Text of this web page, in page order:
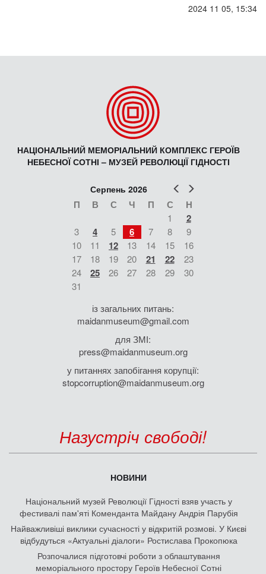
2024 11 05, 15:34
НАЦІОНАЛЬНИЙ МЕМОРІАЛЬНИЙ КОМПЛЕКС ГЕРОЇВ
НЕБЕСНОЇ СОТНІ – МУЗЕЙ РЕВОЛЮЦІЇ ГІДНОСТІ
Попер
Серпень 2026
П В С Ч П С Н
1 2
3 4 5 6 7 8
9
10
11 12 13 14 15
16
17
18 19 20 21 22
23
24
25 26 27 28 29
30
31
із загальних питань:
maidanmuseum@gmail.com
для ЗМІ:
press@maidanmuseum.org
у питаннях запобігання корупції:
stopcorruption@maidanmuseum.org
Назустріч свободі!
НОВИНИ
Національний музей Революції Гідності взяв участь у
фестивалі пам'яті Коменданта Майдану Андрія Парубія
Найважливіші виклики сучасності у відкритій розмові. У Києві
відбудуться «Актуальні діалоги» Ростислава Прокопюка
Розпочалися підготовчі роботи з облаштування
меморіального простору Героїв Небесної Сотні